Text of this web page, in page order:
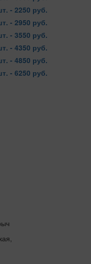
- 2250 руб.
- 2950 руб.
- 3550 руб.
- 4350 руб.
- 4850 руб.
- 6250 руб.